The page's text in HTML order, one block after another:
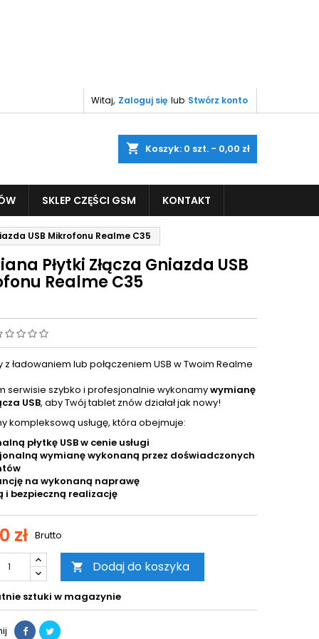
Witaj, Zaloguj się lub Stwórz konto
shopping_cart Koszyk: 0 szt. - 0,00 zł
SKLEP CZĘŚCI GSM KONTAKT
USB Mikrofonu Realme C35
Płytki Złącza Gniazda USB
Realme C35
z ładowaniem lub połączeniem USB w Twoim Realme
serwisie szybko i profesjonalnie wykonamywymianę
USB, aby Twój tablet znów działał jak nowy!
kompleksową usługę, która obejmuje:
płytkę USB w cenie usługi
wymianę wykonaną przez doświadczonych
na wykonaną naprawę
i bezpieczną realizację
zł Brutto
 Dodaj do koszyka
sztuki w magazynie